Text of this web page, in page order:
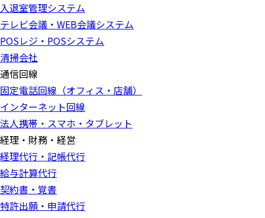
入退室管理システム
テレビ会議・WEB会議システム
POSレジ・POSシステム
清掃会社
通信回線
固定電話回線（オフィス・店舗）
インターネット回線
法人携帯・スマホ・タブレット
経理・財務・経営
経理代行・記帳代行
給与計算代行
契約書・覚書
特許出願・申請代行